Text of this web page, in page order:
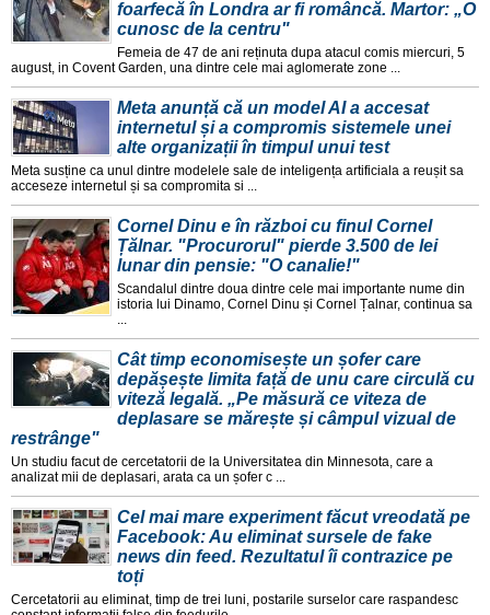
foarfecă în Londra ar fi româncă. Martor: „O
cunosc de la centru"
Femeia de 47 de ani reținuta dupa atacul comis miercuri, 5
august, in Covent Garden, una dintre cele mai aglomerate zone ...
Meta anunță că un model AI a accesat
internetul și a compromis sistemele unei
alte organizații în timpul unui test
Meta susține ca unul dintre modelele sale de inteligența artificiala a reușit sa
acceseze internetul și sa compromita si ...
Cornel Dinu e în război cu finul Cornel
Țălnar. "Procurorul" pierde 3.500 de lei
lunar din pensie: "O canalie!"
Scandalul dintre doua dintre cele mai importante nume din
istoria lui Dinamo, Cornel Dinu și Cornel Țalnar, continua sa
...
Cât timp economisește un șofer care
depășește limita față de unu care circulă cu
viteză legală. „Pe măsură ce viteza de
deplasare se mărește și câmpul vizual de
restrânge"
Un studiu facut de cercetatorii de la Universitatea din Minnesota, care a
analizat mii de deplasari, arata ca un șofer c ...
Cel mai mare experiment făcut vreodată pe
Facebook: Au eliminat sursele de fake
news din feed. Rezultatul îi contrazice pe
toți
Cercetatorii au eliminat, timp de trei luni, postarile surselor care raspandesc